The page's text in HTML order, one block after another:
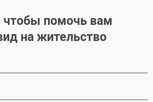
помочь вам
на жительство